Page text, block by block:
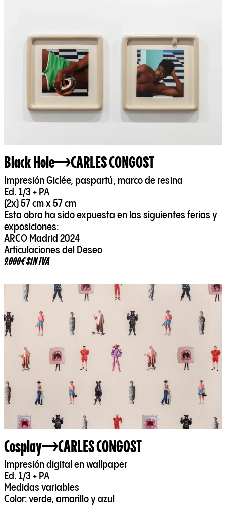
Black Hole CARLES CONGOST
Impresión Giclée, paspartú, marco de resina
Ed. 1/3 + PA
(2x) 57 cm x 57 cm
Esta obra ha sido expuesta en las siguientes ferias y
exposiciones:
ARCO Madrid 2024
Articulaciones del Deseo
9.000€ SIN IVA
Cosplay CARLES CONGOST
Impresión digital en wallpaper
Ed. 1/3 + PA
Medidas variables
Color: verde, amarillo y azul